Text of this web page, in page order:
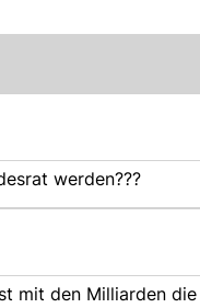
werden???
mit den Milliarden